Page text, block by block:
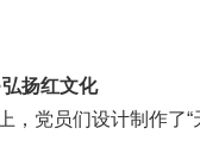
扬红文化
党员们设计制作了